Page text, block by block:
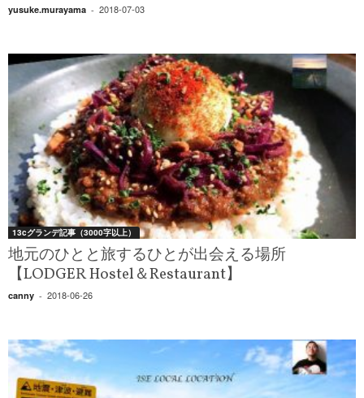
yusuke.murayama - 2018-07-03
13cグランデ記事（3000字以上）
地元のひとと旅するひとが出会える場所
【LODGER Hostel＆Restaurant】
canny - 2018-06-26